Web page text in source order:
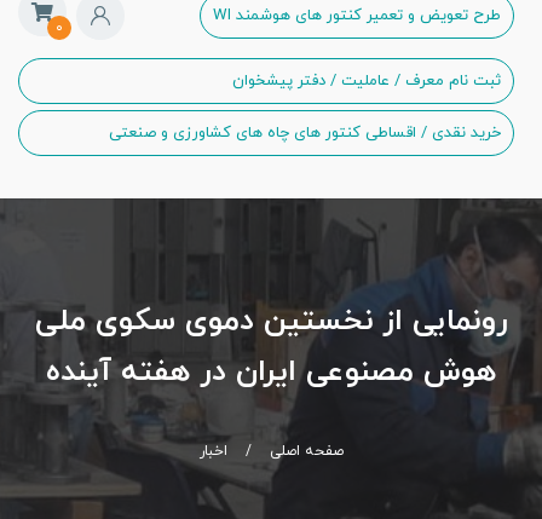
۰
طرح تعویض و تعمیر کنتور های هوشمند WI
ثبت نام معرف / عاملیت / دفتر پیشخوان
خرید نقدی / اقساطی کنتور های چاه های کشاورزی و صنعتی
رونمایی از نخستین دموی سکوی ملی
هوش مصنوعی ایران در هفته آینده
صفحه اصلی / اخبار